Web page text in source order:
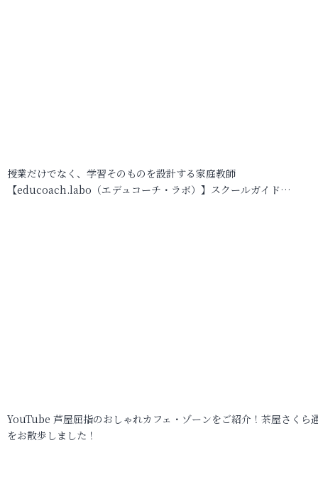
授業だけでなく、学習そのものを設計する家庭教師
【educoach.labo（エデュコーチ・ラボ）】スクールガイド…
YouTube 芦屋屈指のおしゃれカフェ・ゾーンをご紹介！茶屋さくら
をお散歩しました！